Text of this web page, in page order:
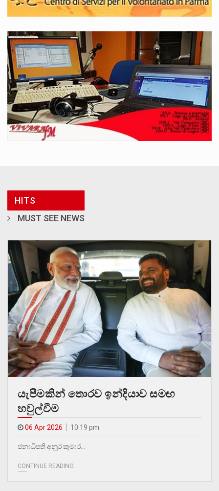
HITS
MUST SEE NEWS
යැපීමකින් තොරව ඉන්දියාව සමඟ
හවුල්වීම
06 Apr 2026 10.19 pm
ජනාධිපති අනුර කුමාර…
CONTINUE READING